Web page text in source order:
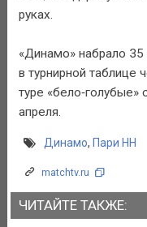
руках.
«Динамо» набрало
в турнирной
туре
апреля.
Динамо, Пари НН
matchtv.ru
ЧИТАЙТЕ ТАКЖЕ: